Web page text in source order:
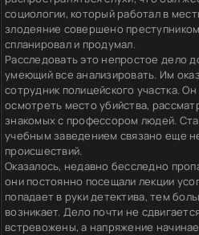
социологии, который работал в
злодеяние совершено
спланировал и продумал.
Расследовать это непростое дело
умеющий все анализировать. Им
сотрудник полицейского участка.
осмотреть место убийства,
знакомых с профессором людей.
учебным заведением связано еще
происшествий.
Оказалось, недавно бесследно
они постоянно посещали лекции
попадает в руки детектива, тем
возникает. Дело почти не
встревожены, а напряжение